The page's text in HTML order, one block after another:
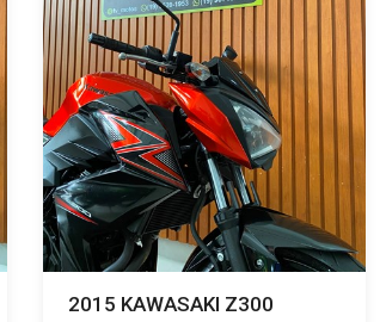
2015 KAWASAKI Z300